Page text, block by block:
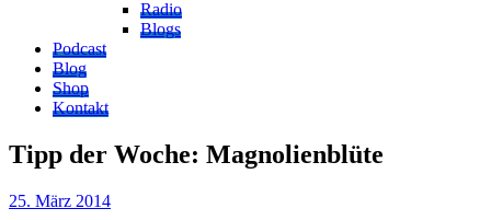
Radio
Blogs
Podcast
Blog
Shop
Kontakt
Tipp der Woche: Magnolienblüte
25. März 2014